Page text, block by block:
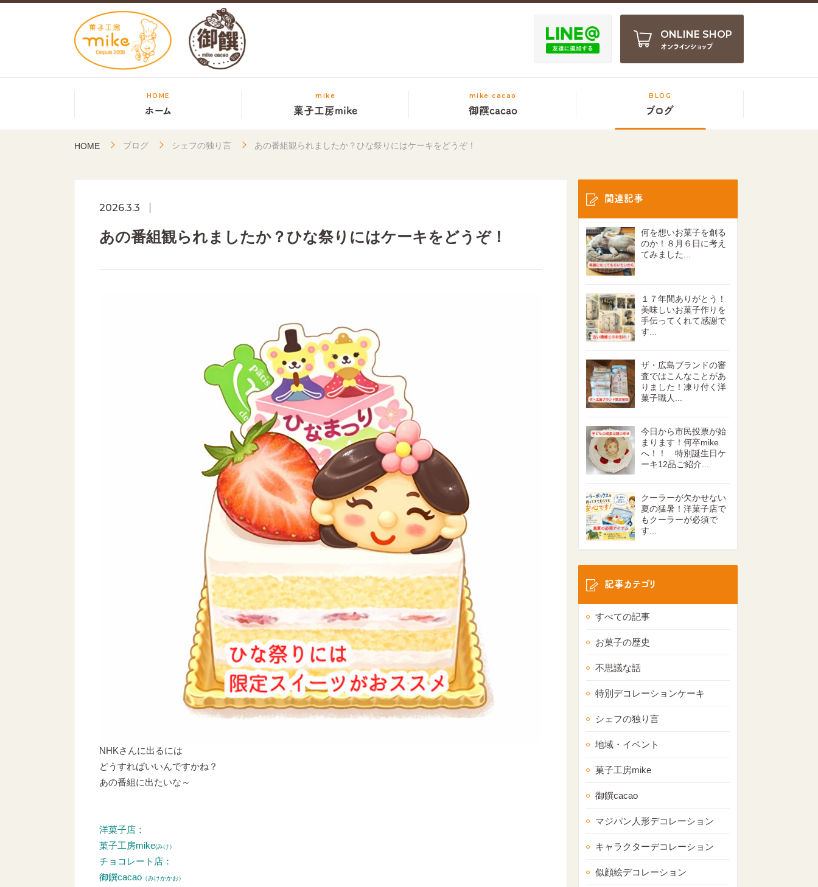
ONLINE SHOP
オンラインショップ
HOME
ホーム
mike
菓子工房mike
mike cacao
御饌cacao
BLOG
ブログ
HOME ブログ シェフの独り言 あの番組観られましたか？ひな祭りにはケーキをどうぞ！
2026.3.3
あの番組観られましたか？ひな祭りにはケーキをどうぞ！
NHKさんに出るには
どうすればいいんですかね？
あの番組に出たいな～
洋菓子店：
菓子工房mike(みけ）
チョコレート店：
御饌cacao （みけかかお）
関連記事
何を想いお菓子を創る
のか！８月６日に考え
てみました...
１７年間ありがとう！
美味しいお菓子作りを
手伝ってくれて感謝で
す...
ザ・広島ブランドの審
査ではこんなことがあ
りました！凍り付く洋
菓子職人...
今日から市民投票が始
まります！何卒mike
へ！！ 特別誕生日ケ
ーキ12品ご紹介...
クーラーが欠かせない
夏の猛暑！洋菓子店で
もクーラーが必須で
す...
記事カテゴリ
すべての記事
お菓子の歴史
不思議な話
特別デコレーションケーキ
シェフの独り言
地域・イベント
菓子工房mike
御饌cacao
マジパン人形デコレーション
キャラクターデコレーション
似顔絵デコレーション